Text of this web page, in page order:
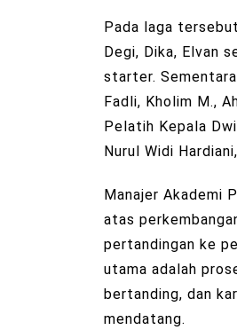
Pada laga
Degi, Dika, Elvan
starter.
Fadli, Kholim M.,
Pelatih Kepala
Nurul Widi
Manajer Akademi
atas
pertandingan ke
utama adalah
bertanding, dan
mendatang.